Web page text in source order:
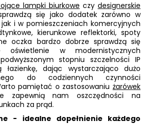
lampki biurkowe czy designerskie
się jako dodatek zarówno w
i w pomieszczeniach komercyjnych
kierunkowe reflektorki, spoty
oczka bardzo dobrze sprawdzą się
oświetlenie w modernistycznych
stopniu szczelności IP
łazienkę, dając wystarczająco dużo
do codziennych czynności
pamiętać o zastosowaniu żarówek
zapewnią nam oszczędności na
za prąd.
- idealne dopełnienie każdego